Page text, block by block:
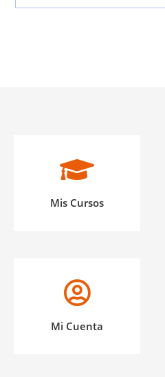
Mis Cursos
Mi Cuenta